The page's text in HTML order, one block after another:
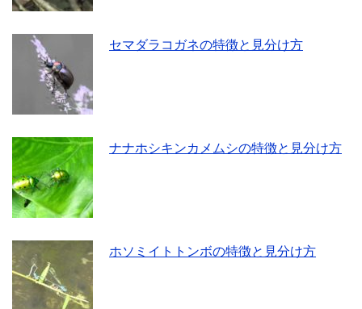
セマダラコガネの特徴と見分け方
ナナホシキンカメムシの特徴と見分け方
ホソミイトトンボの特徴と見分け方